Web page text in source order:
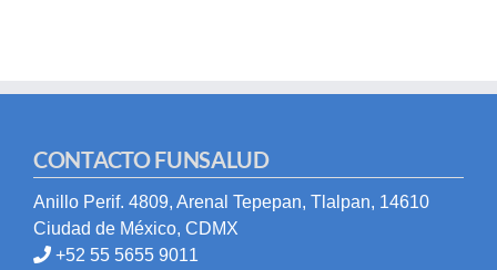
CONTACTO FUNSALUD
Anillo Perif. 4809, Arenal Tepepan, Tlalpan, 14610
Ciudad de México, CDMX
+52 55 5655 9011